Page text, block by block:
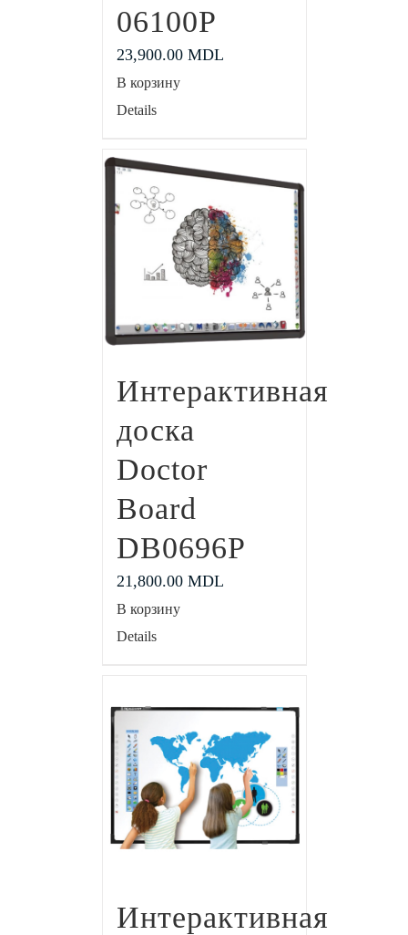
06100P
23,900.00 MDL
В корзину
Details
Интерактивная
доска
Doctor
Board
DB0696P
21,800.00 MDL
В корзину
Details
Интерактивная